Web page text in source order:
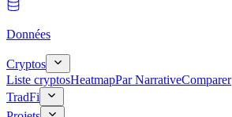
Données
Cryptos
Liste cryptosHeatmapPar NarrativeComparer
TradFi